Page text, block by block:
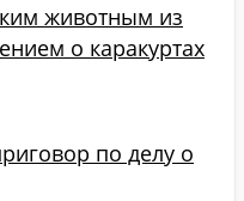
животным из
о каракуртах
по делу о